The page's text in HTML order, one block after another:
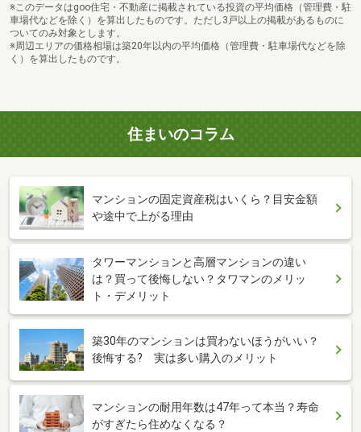
※このデータはgoo住宅・不動産に掲載されている投資の平均価格（管理費・駐
車場代などを除く）を算出したものです。ただし3戸以上の掲載があるものに
ついてのみ対象とします。
※周辺エリアの価格相場は築20年以内の平均価格（管理費・駐車場代などを除
く）を算出したものです。
住まいのコラム
マンションの固定資産税はいくら？目安金額
や途中で上がる理由
タワーマンションと高層マンションの違い
は？買って後悔しない？タワマンのメリッ
ト・デメリット
築30年のマンションは買わないほうがいい？
後悔する? 実は多い購入のメリット
マンションの耐用年数は47年って本当？寿命
がすぎたら住めなくなる？